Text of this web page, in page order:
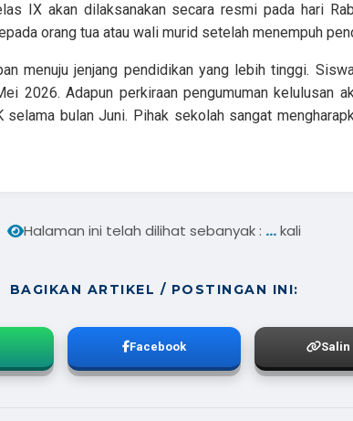
IX akan dilaksanakan secara resmi pada hari
orang tua atau wali murid setelah menempuh
menuju jenjang pendidikan yang lebih tinggi.
2026. Adapun perkiraan pengumuman kelulusan
bulan Juni. Pihak sekolah sangat
Halaman ini telah dilihat sebanyak : ...kali
BAGIKAN ARTIKEL / POSTINGAN INI:
Facebook Salin